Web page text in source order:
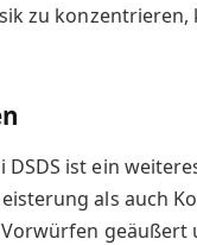
zu konzentrieren,
ist ein
als auch
geäußert